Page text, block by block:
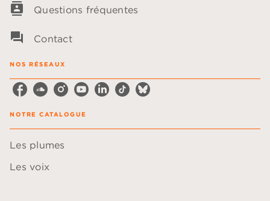
contacts Questions fréquentes
question_answer Contact
NOS RÉSEAUX
NOTRE CATALOGUE
Les plumes
Les voix